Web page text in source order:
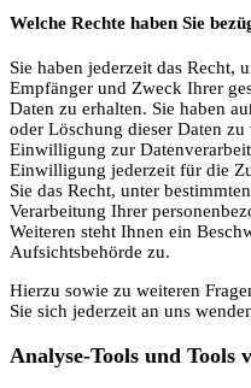
Welche Rechte haben Sie
Sie haben jederzeit das Recht,
Empfänger und Zweck Ihrer
Daten zu erhalten. Sie haben
oder Löschung dieser Daten zu
Einwilligung zur
Einwilligung jederzeit für die
Sie das Recht, unter
Verarbeitung Ihrer
Weiteren steht Ihnen ein
Aufsichtsbehörde zu.
Hierzu sowie zu weiteren
Sie sich jederzeit an uns
Analyse-Tools und Tools